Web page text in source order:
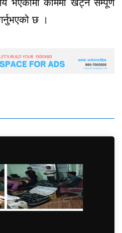
भएकोमा काममा खट्ने सम्पूर्ण
छ ।